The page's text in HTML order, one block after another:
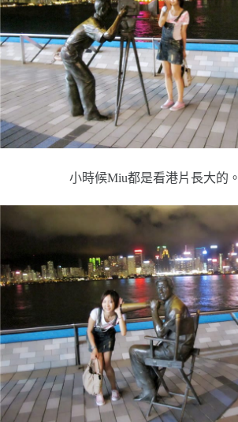
小時候Miu都是看港片長大的。